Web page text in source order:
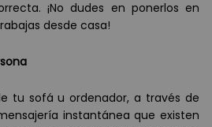
¡No dudes en ponerlos en
desde casa!
tu sofáu ordenador, a través de
ía instantánea que existen